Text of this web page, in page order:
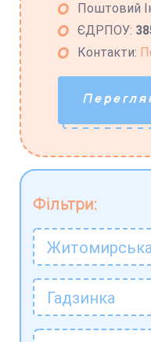
Фільтри:
Гадзинка
Поштовий
ЄДРПОУ:
Контакти: